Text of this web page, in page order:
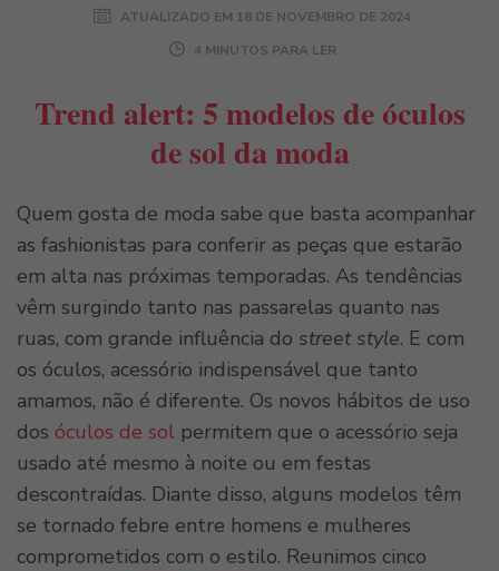
ATUALIZADO EM 18 DE NOVEMBRO DE 2024
4 MINUTOS PARA LER
Trend alert: 5 modelos de óculos
de sol da moda
Quem gosta de moda sabe que basta acompanhar
as fashionistas para conferir as peças que estarão
em alta nas próximas temporadas. As tendências
vêm surgindo tanto nas passarelas quanto nas
ruas, com grande influência do street style. E com
os óculos, acessório indispensável que tanto
amamos, não é diferente. Os novos hábitos de uso
dos óculos de sol permitem que o acessório seja
usado até mesmo à noite ou em festas
descontraídas. Diante disso, alguns modelos têm
se tornado febre entre homens e mulheres
comprometidos com o estilo. Reunimos cinco